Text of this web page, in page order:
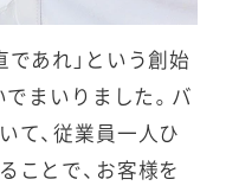
あれ」という創始
まいりました。バ
て、従業員一人ひ
ことで、お客様を